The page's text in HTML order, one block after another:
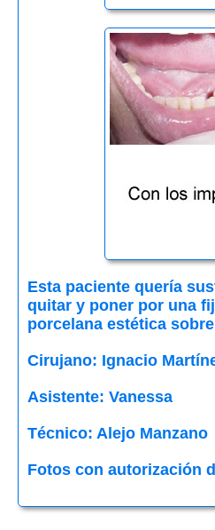
Esta paciente quería
quitar y poner por una
porcelana estética
Cirujano: Ignacio
Asistente: Vanessa
Técnico: Alejo Manzano
Fotos con autorización